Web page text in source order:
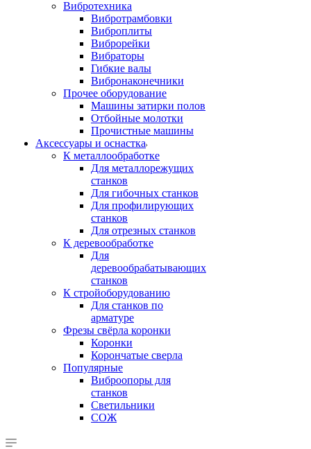
Вибротехника
Вибротрамбовки
Виброплиты
Виброрейки
Вибраторы
Гибкие валы
Вибронаконечники
Прочее оборудование
Машины затирки полов
Отбойные молотки
Прочистные машины
Аксeccyapы и оснастка
К металлообработке
Для металлорежущих
станков
Для гибочных станков
Для профилирующих
станков
Для отрезных станков
К деревообработке
Для
деревообрабатывающих
станков
К стройоборудованию
Для станков по
арматуре
Фрезы свёрла коронки
Коронки
Корончатые сверла
Популярные
Виброопоры для
станков
Светильники
СОЖ